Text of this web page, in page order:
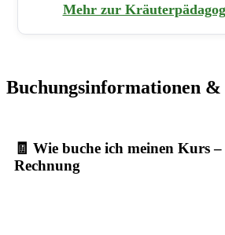
Mehr zur
Buchungsinformationen
🧾 Wie buche ich meinen Kurs
Rechnung